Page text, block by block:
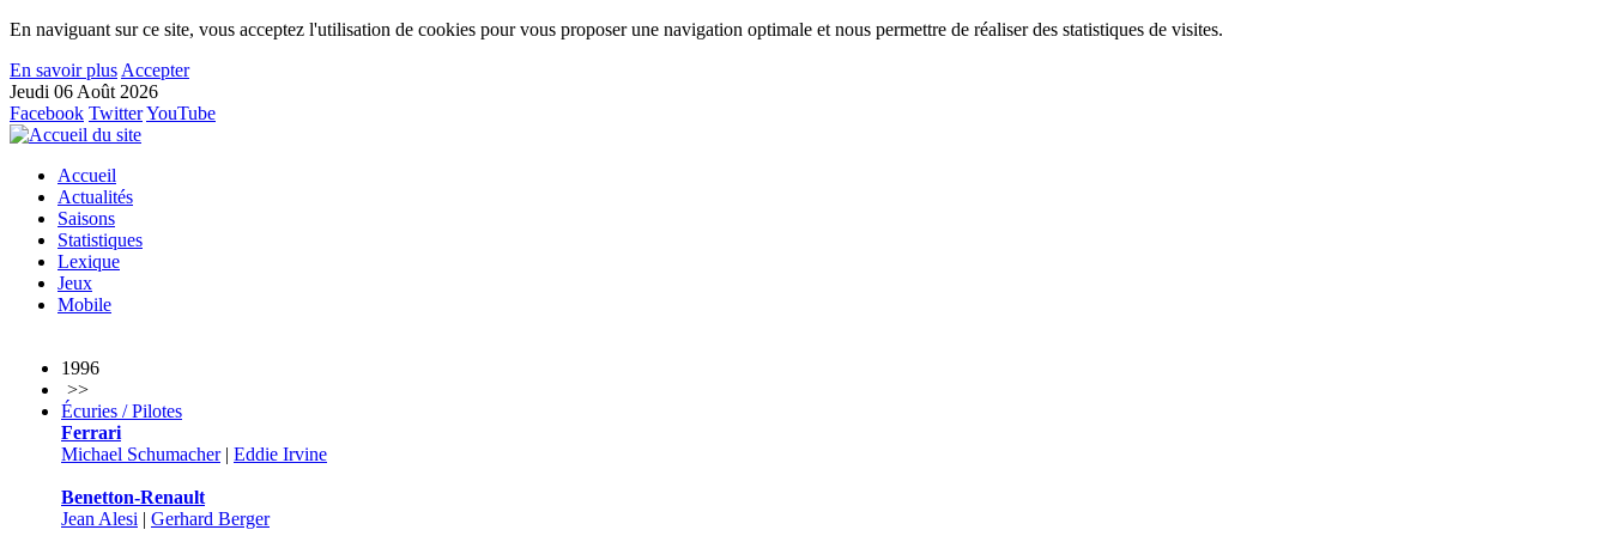
En naviguant sur ce site, vous acceptez l'utilisation de cookies pour vous proposer une navigation optimale et nous permettre de réaliser des statistiques de visites.
En savoir plus Accepter
Jeudi 06 Août 2026
Facebook TwitterYouTube
Accueil
Actualités
Saisons
Statistiques
Lexique
Jeux
Mobile
1996
>>
Écuries / Pilotes
Ferrari
Michael Schumacher| Eddie Irvine
Benetton-Renault
Jean Alesi | Gerhard Berger